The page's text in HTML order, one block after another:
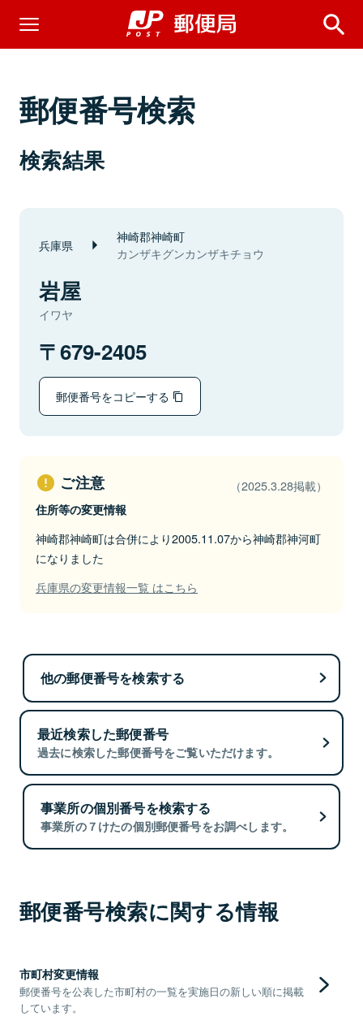
郵便番号検索
検索結果
兵庫県 神崎郡神崎町
カンザキグンカンザキチョウ
岩屋
イワヤ
679-2405
郵便番号をコピーする
ご注意 （2025.3.28掲載）
住所等の変更情報
神崎郡神崎町は合併により2005.11.07から神崎郡神河町
になりました
兵庫県の変更情報一覧 はこちら
他の郵便番号を検索する
最近検索した郵便番号
過去に検索した郵便番号をご覧いただけます。
事業所の個別番号を検索する
事業所の７けたの個別郵便番号をお調べします。
郵便番号検索に関する情報
市町村変更情報
郵便番号を公表した市町村の一覧を実施日の新しい順に掲載
しています。